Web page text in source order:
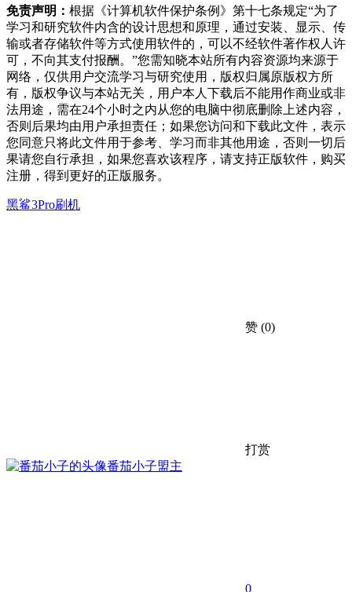
免责声明： 根据《计算机软件保护条例》第十七条规定“为了
学习和研究软件内含的设计思想和原理，通过安装、显示、传
输或者存储软件等方式使用软件的，可以不经软件著作权人许
可，不向其支付报酬。”您需知晓本站所有内容资源均来源于
网络，仅供用户交流学习与研究使用，版权归属原版权方所
有，版权争议与本站无关，用户本人下载后不能用作商业或非
法用途，需在24个小时之内从您的电脑中彻底删除上述内容，
否则后果均由用户承担责任；如果您访问和下载此文件，表示
您同意只将此文件用于参考、学习而非其他用途，否则一切后
果请您自行承担，如果您喜欢该程序，请支持正版软件，购买
注册，得到更好的正版服务。
黑鲨3Pro刷机
赞 (0)
打赏
番茄小子盟主
0